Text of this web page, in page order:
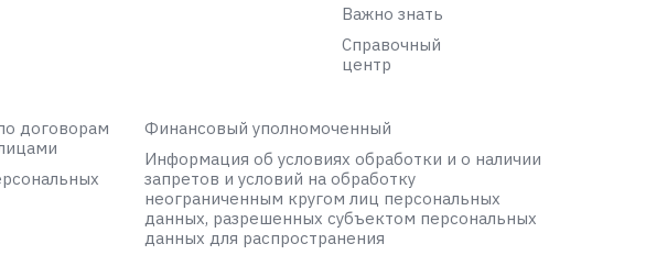
Важно знать
Справочный
центр
договорам
Финансовый уполномоченный
Информация об условиях обработки и о наличии
запретов и условий на обработку
неограниченным кругом лиц персональных
данных, разрешенных субъектом персональных
данных для распространения